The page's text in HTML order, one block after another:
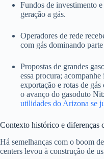
Fundos de investimento
geração a gás.
Operadores de rede
com gás dominando
Propostas de grandes
essa procura;
exportação e rotas de
o avanço do gasoduto
utilidades do Arizona se
Contexto histórico e diferenças
Há semelhanças com o boom
centers levou à construção de